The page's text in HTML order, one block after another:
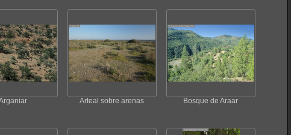
Arteal sobre arenas Bosque de Araar